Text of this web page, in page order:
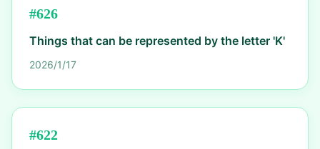
#626
Things that can be represented by the letter 'K'
2026/1/17
#622